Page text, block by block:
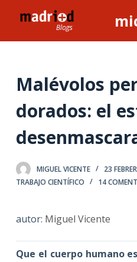
l
n
d
o
Malévolos
dorados: el
MIGUEL VICENTE 23
TRABAJO CIENTÍFICO
14
autor: Miguel Vicente
Que el cuerpo humano